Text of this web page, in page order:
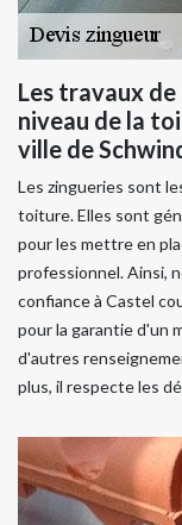
Les travaux de
niveau de la
ville de
Les zingueries sont
toiture. Elles sont
pour les mettre en
professionnel. Ainsi,
confiance à Castel
pour la garantie d'un
d'autres
plus, il respecte les